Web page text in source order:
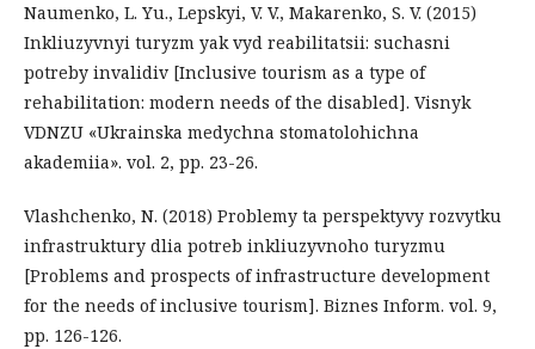
Naumenko, L. Yu., Lepskyi, V. V., Makarenko, S. V. (2015)
Inkliuzyvnyi turyzm yak vyd reabilitatsii: suchasni
potreby invalidiv [Inclusive tourism as a type of
rehabilitation: modern needs of the disabled]. Visnyk
VDNZU «Ukrainska medychna stomatolohichna
akademiia». vol. 2, pp. 23-26.
Vlashchenko, N. (2018) Problemy ta perspektyvy rozvytku
infrastruktury dlia potreb inkliuzyvnoho turyzmu
[Problems and prospects of infrastructure development
for the needs of inclusive tourism]. Biznes Inform. vol. 9,
pp. 126-126.